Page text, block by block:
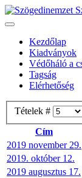
Kezdőlap
Kiadványok
Védőháló a
Tagság
Elérhetőség
Tételek #
Cím
2019 november 29.
2019. október 12.
2019 augusztus 17.